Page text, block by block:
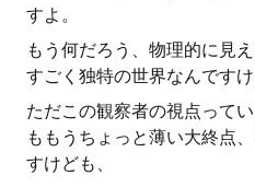
すよ。
もう何だろう、物理的に見
すごく独特の世界なんですけ
ただこの観察者の視点って
ももうちょっと薄い大終点
すけども、